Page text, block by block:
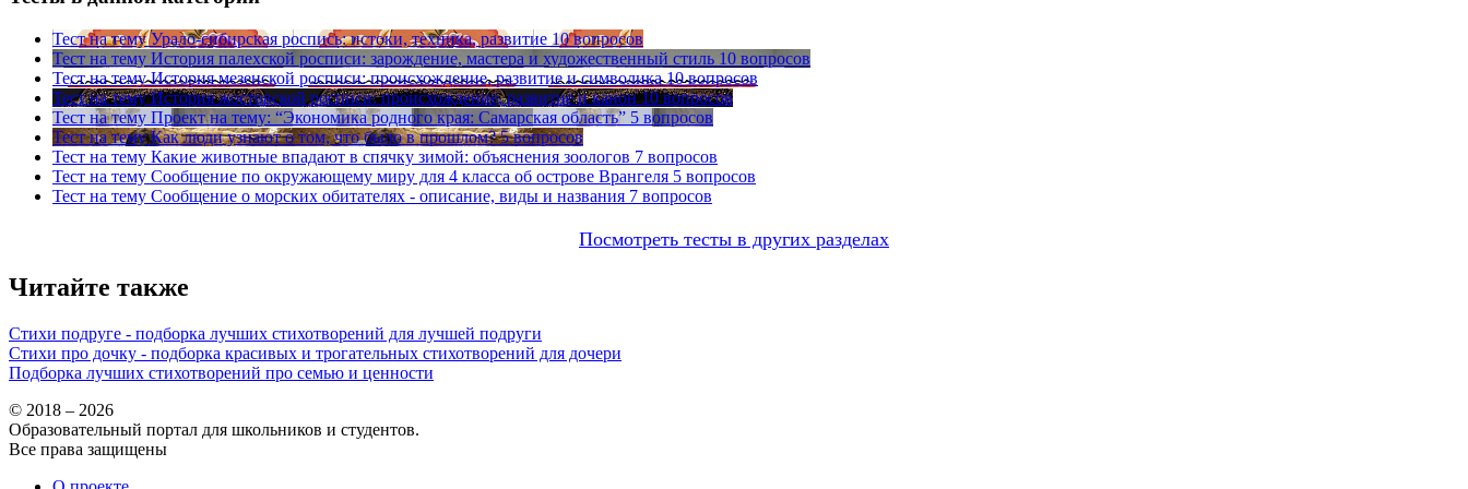
Тест на тему Урало-сибирская роспись: истоки, техника, развитие 10 вопросов
Тест на тему История палехской росписи: зарождение, мастера и художественный стиль 10 вопросов
Тест на тему История мезенской росписи: происхождение, развитие и символика 10 вопросов
Тест на тему История жостовской росписи: происхождение, развитие и канон 10 вопросов
Тест на тему Проект на тему: “Экономика родного края: Самарская область” 5 вопросов
Тест на тему Как люди узнают о том, что было в прошлом? 5 вопросов
Тест на тему Какие животные впадают в спячку зимой: объяснения зоологов 7 вопросов
Тест на тему Сообщение по окружающему миру для 4 класса об острове Врангеля 5 вопросов
Тест на тему Сообщение о морских обитателях - описание, виды и названия 7 вопросов
Посмотреть тесты в других разделах
Читайте также
Стихи подруге - подборка лучших стихотворений для лучшей подруги
Стихи про дочку - подборка красивых и трогательных стихотворений для дочери
Подборка лучших стихотворений про семью и ценности
© 2018 – 2026
Образовательный портал для школьников и студентов.
Все права защищены